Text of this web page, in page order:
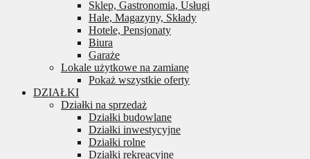
Sklep, Gastronomia, Usługi
Hale, Magazyny, Składy
Hotele, Pensjonaty
Biura
Garaże
Lokale użytkowe na zamianę
Pokaż wszystkie oferty
DZIAŁKI
Działki na sprzedaż
Działki budowlane
Działki inwestycyjne
Działki rolne
Działki rekreacyjne